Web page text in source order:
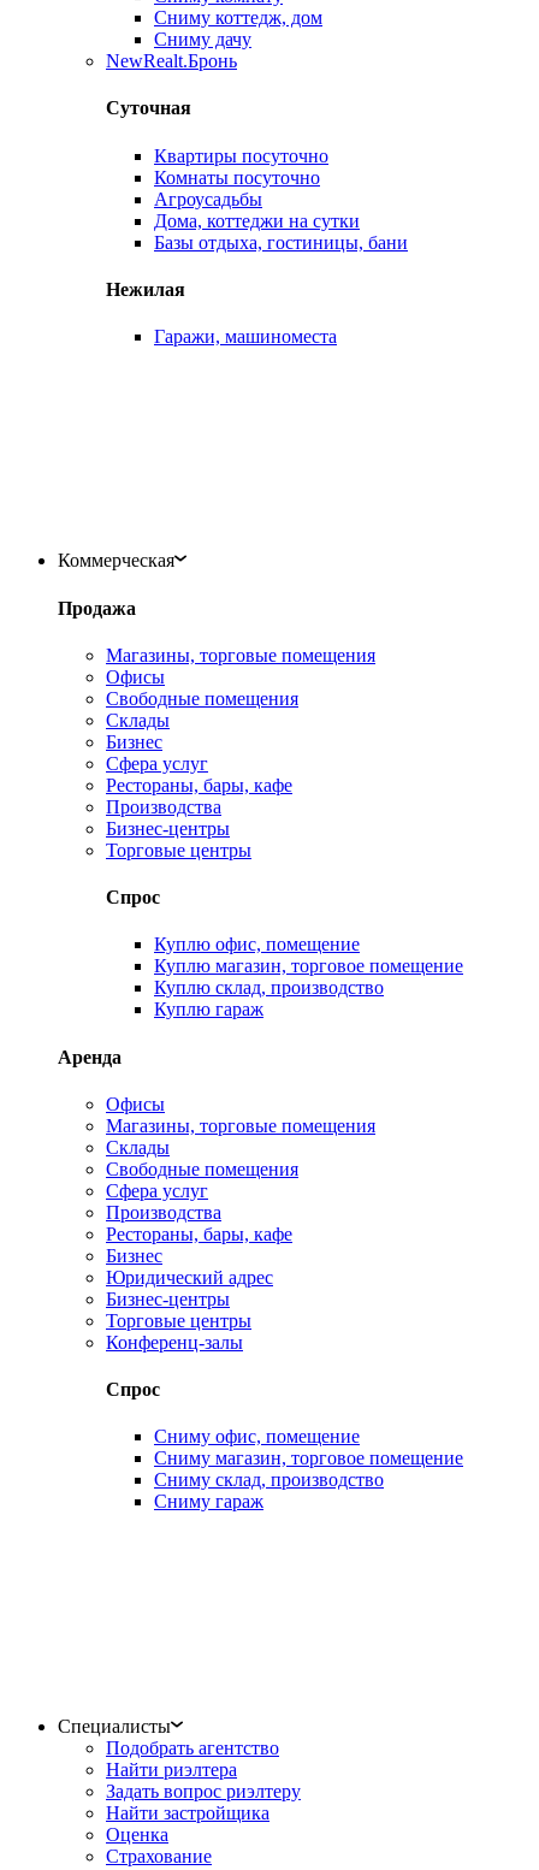
Сниму коттедж, дом
Сниму дачу
NewRealt.Бронь
Суточная
Квартиры посуточно
Комнаты посуточно
Агроусадьбы
Дома, коттеджи на сутки
Базы отдыха, гостиницы, бани
Нежилая
Гаражи, машиноместа
Коммерческая
Продажа
Магазины, торговые помещения
Офисы
Свободные помещения
Склады
Бизнес
Сфера услуг
Рестораны, бары, кафе
Производства
Бизнес-центры
Торговые центры
Спрос
Куплю офис, помещение
Куплю магазин, торговое помещение
Куплю склад, производство
Куплю гараж
Аренда
Офисы
Магазины, торговые помещения
Склады
Свободные помещения
Сфера услуг
Производства
Рестораны, бары, кафе
Бизнес
Юридический адрес
Бизнес-центры
Торговые центры
Конференц-залы
Спрос
Сниму офис, помещение
Сниму магазин, торговое помещение
Сниму склад, производство
Сниму гараж
Специалисты
Подобрать агентство
Найти риэлтера
Задать вопрос риэлтеру
Найти застройщика
Оценка
Страхование